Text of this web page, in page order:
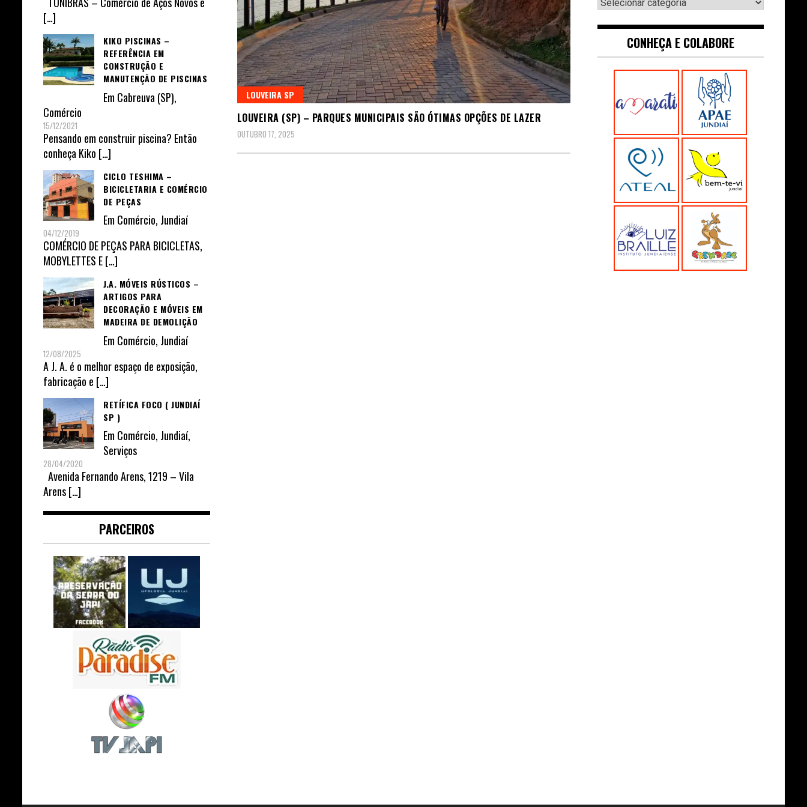
LOUVEIRA SP
LOUVEIRA (SP) – PARQUES MUNICIPAIS SÃO ÓTIMAS OPÇÕES DE LAZER
OUTUBRO 17, 2025
[…]
KIKO PISCINAS –
REFERÊNCIA EM
CONSTRUÇÃO E
MANUTENÇÃO DE PISCINAS
Em Cabreuva (SP),
Comércio
15/12/2021
Pensando em construir piscina? Então
conheça Kiko […]
CICLO TESHIMA –
BICICLETARIA E COMÉRCIO
DE PEÇAS
Em Comércio, Jundiaí
04/12/2019
COMÉRCIO DE PEÇAS PARA BICICLETAS,
MOBYLETTES E[…]
J.A. MÓVEIS RÚSTICOS –
ARTIGOS PARA
DECORAÇÃO E MÓVEIS EM
MADEIRA DE DEMOLIÇÃO
Em Comércio, Jundiaí
12/08/2025
A J. A. é o melhor espaço de exposição,
fabricação e […]
RETÍFICA FOCO ( JUNDIAÍ
SP )
Em Comércio, Jundiaí,
Serviços
28/04/2020
Avenida Fernando Arens, 1219 – Vila
Arens[…]
PARCEIROS
CONHEÇA E COLABORE